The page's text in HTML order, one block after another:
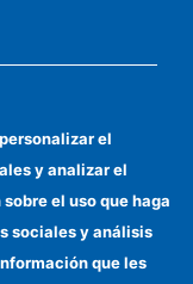
el
y analizar el
el uso que haga
sociales y análisis
que les